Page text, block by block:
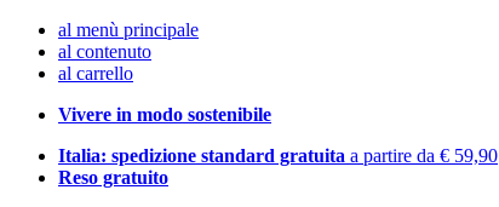
al menù principale
al contenuto
al carrello
Vivere in modo sostenibile
Italia: spedizione standard gratuita a partire da € 59,90
Reso gratuito